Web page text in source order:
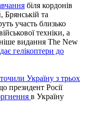
біля кордонів
Брянській та
участь близько
техніки, а
видання The New
гелікоптери до
Україну з трьох
президент Росії
в Україну